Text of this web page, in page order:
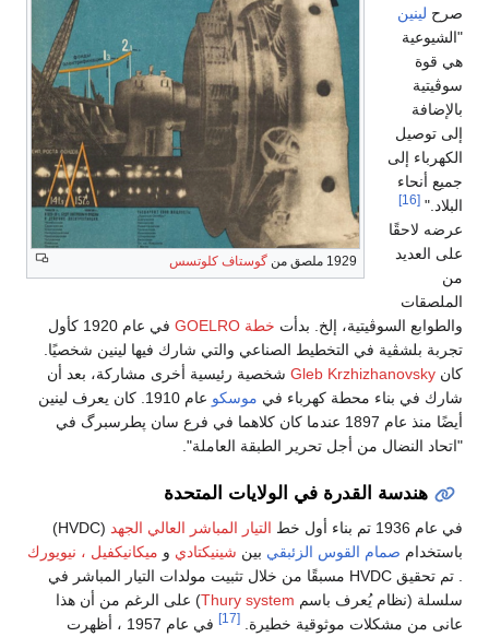
1929 ملصق من گوستاف كلوتسس
صرح لينين
"الشيوعية
هي قوة
سوڤيتية
بالإضافة
إلى توصيل
الكهرباء إلى
جميع أنحاء
البلاد." [16]
عرضه لاحقًا
على العديد
من
الملصقات
والطوابع السوڤيتية، إلخ. بدأت خطة GOELRO
في عام 1920 كأول
تجربة بلشڤية في التخطيط الصناعي والتي شارك فيها لينين شخصيًا.
كان Gleb Krzhizhanovsky شخصية رئيسية أخرى مشاركة، بعد أن
شارك في بناء محطة كهرباء في موسكو
عام 1910. كان يعرف لينين
أيضًا منذ عام 1897 عندما كان كلاهما في فرع سان پطرسبرگ في
"اتحاد النضال من أجل تحرير الطبقة العاملة".
هندسة القدرة في الولايات المتحدة
في عام 1936 تم بناء أول خط التيار المباشر العالي الجهد
(HVDC)
باستخدام صمام القوس الزئبقي بين شينيكتادي و ميكانيكفيل ، نيويورك
. تم تحقيق HVDC مسبقًا من خلال تثبيت مولدات التيار المباشر في
سلسلة (نظام يُعرف باسم Thury system) على الرغم من أن هذا
عانى من مشكلات موثوقية خطيرة.
[17]
في عام 1957 ، أظهرت